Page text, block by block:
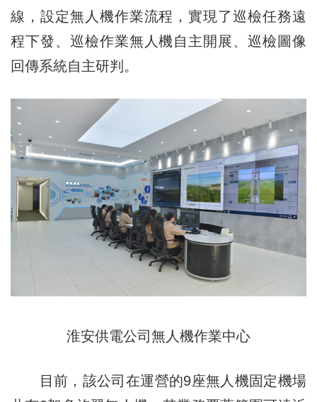
線，設定無人機作業流程，實現了巡檢任務遠
程下發、巡檢作業無人機自主開展、巡檢圖像
回傳系統自主研判。
淮安供電公司無人機作業中心
目前，該公司在運營的9座無人機固定機場